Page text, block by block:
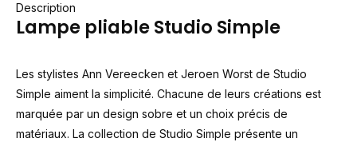
Description
Lampe pliable Studio Simple
Les stylistes Ann Vereecken et Jeroen Worst de Studio
Simple aiment la simplicité. Chacune de leurs créations est
marquée par un design sobre et un choix précis de
matériaux. La collection de Studio Simple présente un